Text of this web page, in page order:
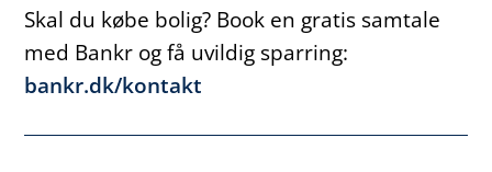
Skal du købe bolig? Book en gratis samtale
med Bankr og få uvildig sparring:
bankr.dk/kontakt